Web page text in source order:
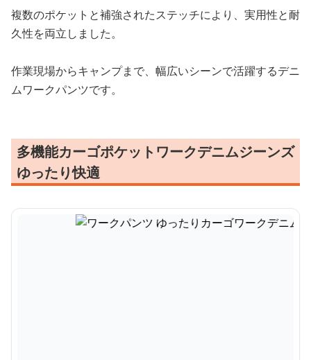
複数のポケットと補強されたステッチにより、実用性と耐
久性を両立しました。
作業現場からキャンプまで、幅広いシーンで活躍するデニ
ムワークパンツです。
多機能カーゴポケットワークデニムジーンズ
ゆったり快適